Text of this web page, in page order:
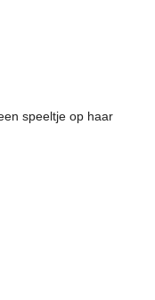
speeltje op haar